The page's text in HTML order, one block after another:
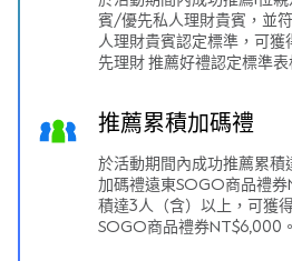
賓/優先私人理財貴賓，並
人理財貴賓認定標準，可
先理財 推薦好禮認定標準
推薦累積加碼禮
於活動期間內成功推薦累
加碼禮遠東SOGO商品禮
積達3人（含）以上，可獲
SOGO商品禮券NT$6,000。